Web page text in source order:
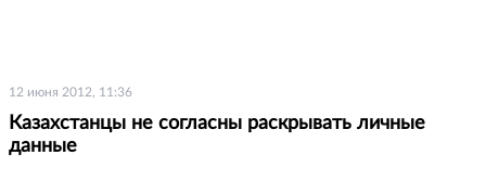
12 июня 2012, 11:36
Казахстанцы не согласны раскрывать личные
данные